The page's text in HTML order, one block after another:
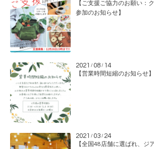
【ご支援ご協力のお願い：
参加のお知らせ】
2021 / 08 / 14
【営業時間短縮のお知らせ】
2021 / 03 / 24
【全国48店舗に選ばれ、ジ